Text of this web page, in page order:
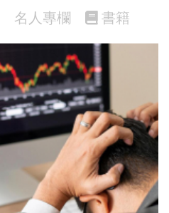
名人專欄 書籍